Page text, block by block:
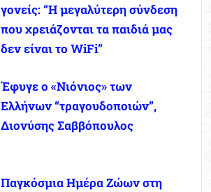
γονείς: “Η μεγαλύτερη σύνδεση
που χρειάζονται τα παιδιά μας
δεν είναι το WiFi”
Έφυγε ο «Νιόνιος» των
Ελλήνων “τραγουδοποιών”,
Διονύσης Σαββόπουλος
Παγκόσμια Ημέρα Ζώων στη